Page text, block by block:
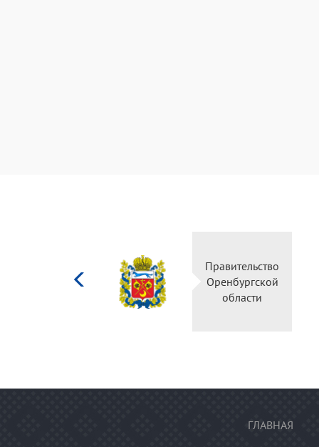
Министерство
культуры
Российской
федерации
ГЛАВНАЯ